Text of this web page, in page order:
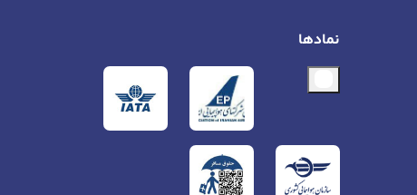
نمادها